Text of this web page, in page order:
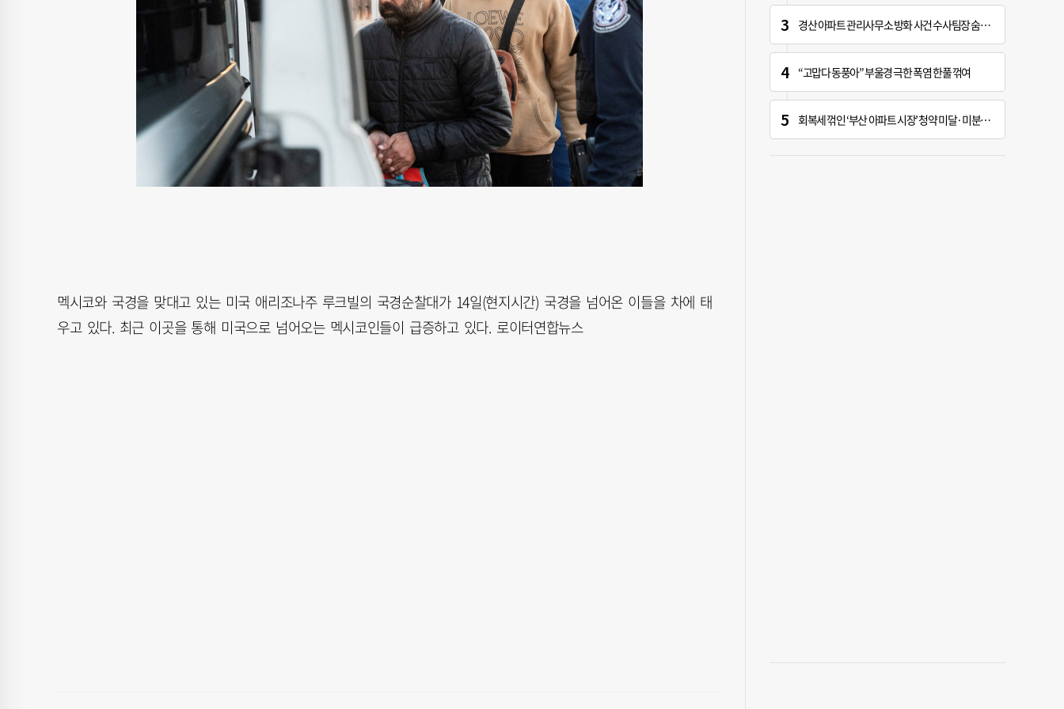
멕시코와 국경을 맞대고 있는 미국 애리조나주 루크빌의 국경순찰대가 14일(현지시간) 국경을 넘어온 이들을 차에 태
우고 있다. 최근 이곳을 통해 미국으로 넘어오는 멕시코인들이 급증하고 있다. 로이터연합뉴스
경산 아파트 관리사무소 방화 사건 수사팀장 숨진 채 발견
“고맙다 동풍아” 부울경 극한 폭염 한풀 꺾여
회복세 꺾인 ‘부산 아파트 시장’ 청약 미달·미분양 심화